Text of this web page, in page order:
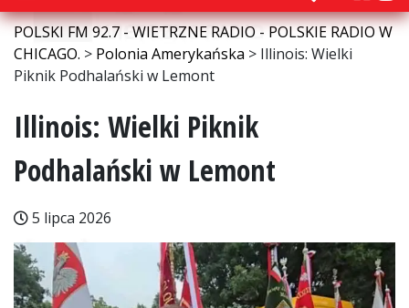
POLSKI FM 92.7 - WIETRZNE RADIO - POLSKIE RADIO W
CHICAGO. > Polonia Amerykańska > Illinois: Wielki
Piknik Podhalański w Lemont
Illinois: Wielki Piknik
Podhalański w Lemont
5 lipca 2026